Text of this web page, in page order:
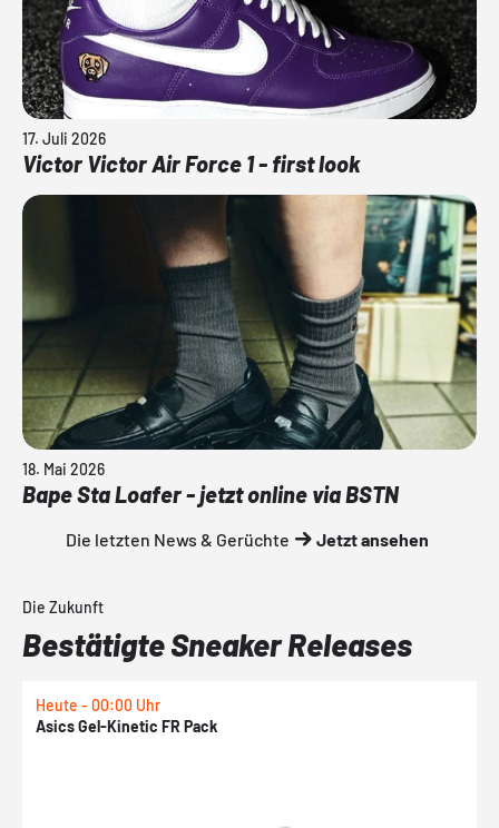
17. Juli 2026
Victor Victor Air Force 1 - first look
18. Mai 2026
Bape Sta Loafer - jetzt online via BSTN
Die letzten News & Gerüchte Jetzt ansehen
Die Zukunft
Bestätigte Sneaker Releases
Heute - 00:00 Uhr
Asics Gel-Kinetic FR Pack